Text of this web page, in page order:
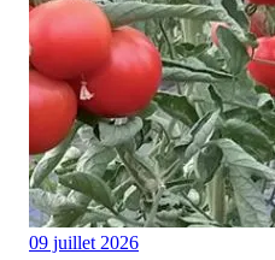
09 juillet 2026